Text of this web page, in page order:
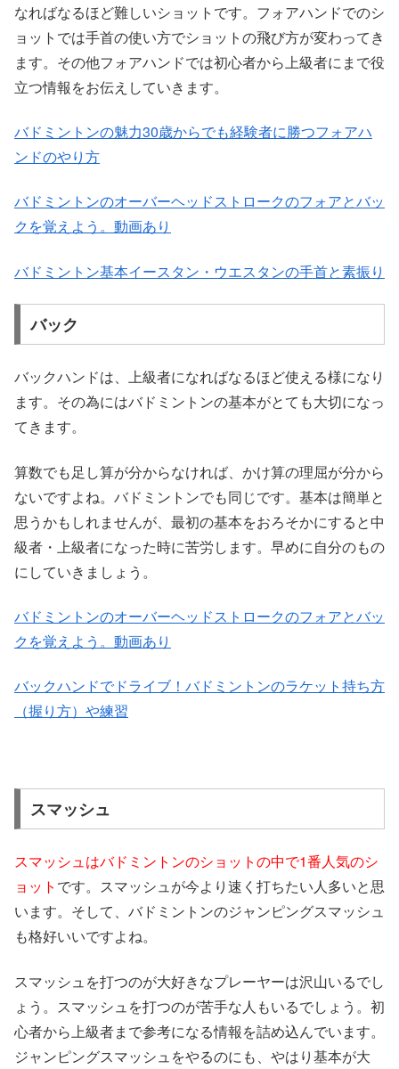
なればなるほど難しいショットです。フォアハンドでのシ
ョットでは手首の使い方でショットの飛び方が変わってき
ます。その他フォアハンドでは初心者から上級者にまで役
立つ情報をお伝えしていきます。
バドミントンの魅力30歳からでも経験者に勝つフォアハ
ンドのやり方
バドミントンのオーバーヘッドストロークのフォアとバッ
クを覚えよう。動画あり
バドミントン基本イースタン・ウエスタンの手首と素振り
バック
バックハンドは、上級者になればなるほど使える様になり
ます。その為にはバドミントンの基本がとても大切になっ
てきます。
算数でも足し算が分からなければ、かけ算の理屈が分から
ないですよね。バドミントンでも同じです。基本は簡単と
思うかもしれませんが、最初の基本をおろそかにすると中
級者・上級者になった時に苦労します。早めに自分のもの
にしていきましょう。
バドミントンのオーバーヘッドストロークのフォアとバッ
クを覚えよう。動画あり
バックハンドでドライブ！バドミントンのラケット持ち方
（握り方）や練習
スマッシュ
スマッシュはバドミントンのショットの中で1番人気のシ
ョット です。スマッシュが今より速く打ちたい人多いと思
います。そして、バドミントンのジャンピングスマッシュ
も格好いいですよね。
スマッシュを打つのが大好きなプレーヤーは沢山いるでし
ょう。スマッシュを打つのが苦手な人もいるでしょう。初
心者から上級者まで参考になる情報を詰め込んでいます。
ジャンピングスマッシュをやるのにも、やはり基本が大